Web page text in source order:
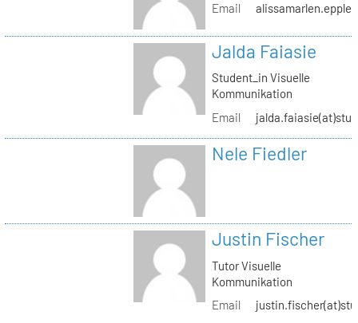
Email
Jalda Faiasie
Student_in Visuelle
Kommunikation
Email
Nele Fiedler
Justin Fischer
Tutor Visuelle
Kommunikation
Email